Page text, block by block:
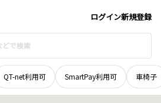
ログイン新規登録
QT-net利用可 SmartPay利用可 車椅子